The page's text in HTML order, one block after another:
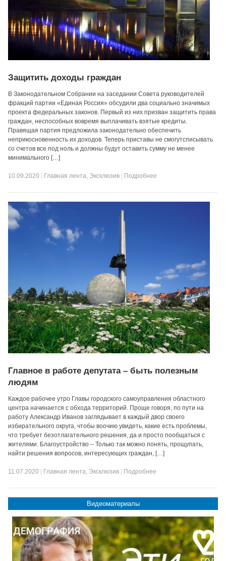
Защитить доходы граждан
В Законодательном Собрании на заседании Совета руководителей
фракций партии «Единая Россия» обсудили два социально значимых
проекта федеральных законов. Первый из них призван защитить права
граждан, неспособных вовремя выплачивать взятые кредиты.
Правящая партия предложила законодательно обеспечить
неприкосновенность их доходов. Теперь приставы не смогутсписывать
со счетов все под ноль и должны будут оставить сумму не менее
минимального […]
10.09.2020 Главная лента, Эксклюзив Подробнее
Главное в работе депутата – быть полезным
людям
Каждое рабочее утро Главы городского самоуправления областного
центра начинается с обхода территорий. Проще говоря, по пути на
работу Александр Иванов заглядывает в каждый двор своего
избирательного округа, чтобы воочию увидеть, какие есть проблемы,
что требует безотлагательного решения, да и просто пообщаться с
жителями. Благоустройство – Только так можно понять, прощупать,
найти решения вопросов, интересующих граждан, […]
11.07.2020 Главная лента, Эксклюзив Подробнее
Видеоматериалы